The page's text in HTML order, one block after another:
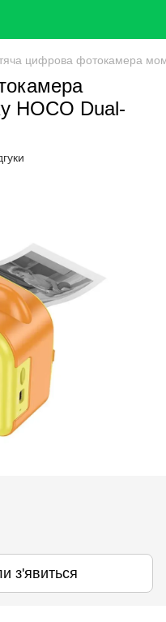
цифрова фотокамера
HOCO Dual-
з'явиться